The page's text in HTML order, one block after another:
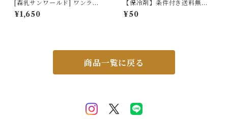
[森乳サンワールド] ワンラッ
ク 注入器 10ml (計量カップ
付) 煮沸消毒もできて衛生的
¥1,650
【保冷剤】条件付き送料無料
トライ・カンパニー キャッチ
クール K-40 40g ジェル 保冷
ンプ お弁当 保冷効果 G340
¥50
商品一覧に戻る